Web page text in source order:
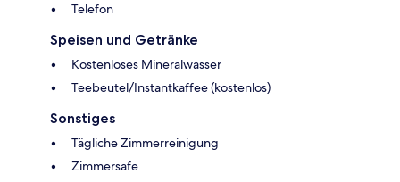
Telefon
Speisen und Getränke
Kostenloses Mineralwasser
Teebeutel/Instantkaffee (kostenlos)
Sonstiges
Tägliche Zimmerreinigung
Zimmersafe